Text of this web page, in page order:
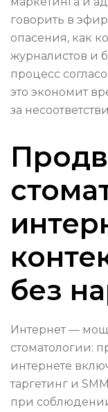
говорить в
опасения, как
журналистов и
процесс
это экономит
за
без
Интернет —
стоматологии:
интернете
таргетинг и
при